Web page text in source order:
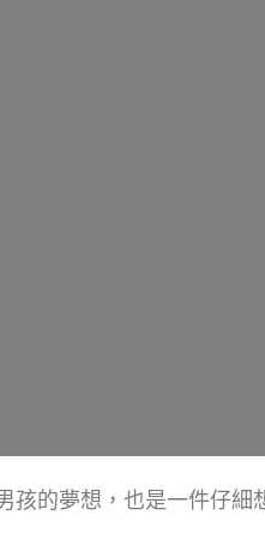
孩的夢想，也是一件仔